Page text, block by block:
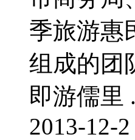
季旅游惠
组成的团
即游儒里
2013-12-